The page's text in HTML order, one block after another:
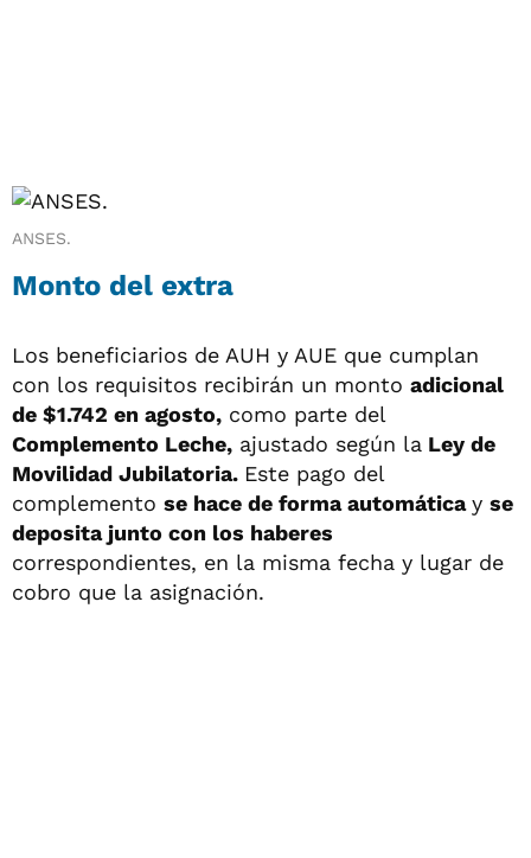
ANSES.
Monto del extra
Los beneficiarios de AUH y AUE que cumplan
con los requisitos recibirán un monto adicional
de $1.742 en agosto, como parte del
Complemento Leche, ajustado según la Ley de
Movilidad Jubilatoria. Este pago del
complemento se hace de forma automáticay se
deposita junto con los haberes
correspondientes, en la misma fecha y lugar de
cobro que la asignación.